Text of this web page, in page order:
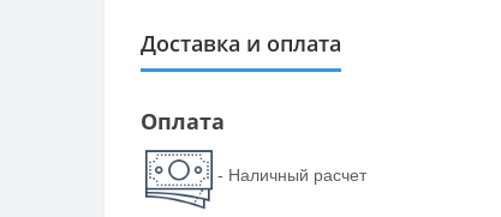
Доставка и оплата
Оплата
- Наличный расчет